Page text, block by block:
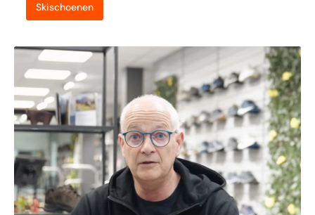
Skischoenen